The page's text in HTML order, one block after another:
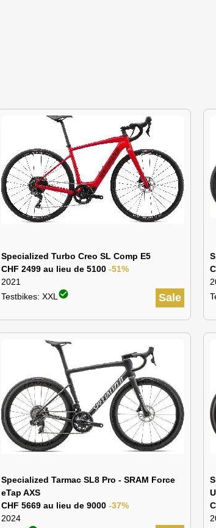
Specialized Turbo Creo SL Comp E5
CHF 2499 au lieu de 5100 -51%
2021
Sale
Testbikes: XXL check_circle
Specialized Tarmac SL8 Pro - SRAM Force
eTap AXS
CHF 5669 au lieu de 9000 -37%
2024